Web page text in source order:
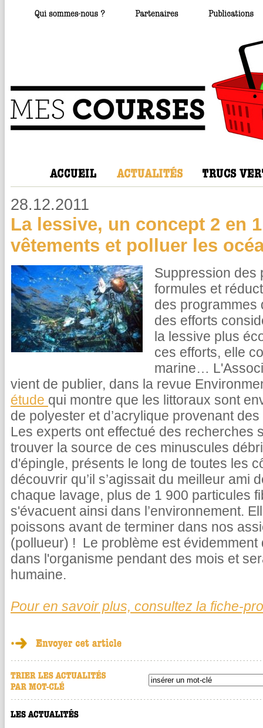
28.12.2011
La lessive, un concept 2 en
vêtements et polluer les
Suppression des
formules et
des programmes
des efforts
la lessive plus
ces efforts, elle
marine…
vient de publier, dans la revue
étude qui montre que les littoraux sont
de polyester et d’acrylique provenant
Les experts ont effectué des recherches
trouver la source de ces minuscules
d'épingle, présents le long de toutes les
découvrir qu’il s’agissait du meilleur ami
chaque lavage, plus de 1 900 particules
s'évacuent ainsi dans l’environnement.
poissons avant de terminer dans nos
(pollueur) ! Le problème est
dans l'organisme pendant des mois et
humaine.
Pour en savoir plus, consultez la fiche-